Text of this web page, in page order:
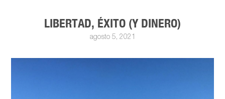
LIBERTAD, ÉXITO (Y DINERO)
agosto 5, 2021